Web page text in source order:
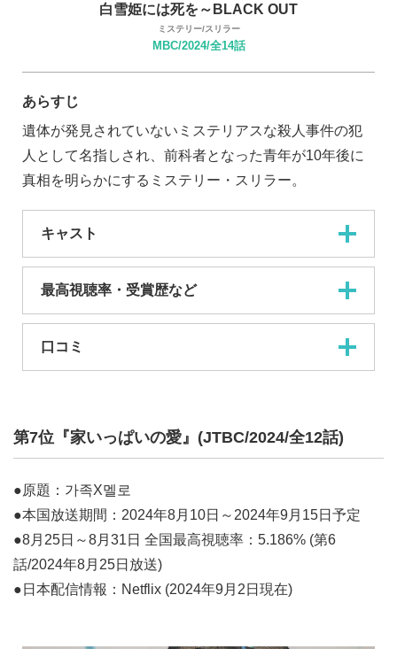
白雪姫には死を～BLACK OUT
ミステリー/スリラー
MBC/2024/全14話
あらすじ
遺体が発見されていないミステリアスな殺人事件の犯
人として名指しされ、前科者となった青年が10年後に
真相を明らかにするミステリー・スリラー。
キャスト
最高視聴率・受賞歴など
口コミ
第7位『家いっぱいの愛』(JTBC/2024/全12話)
●原題：가족X멜로
●本国放送期間：2024年8月10日～2024年9月15日予定
●8月25日～8月31日 全国最高視聴率：5.186% (第6
話/2024年8月25日放送)
●日本配信情報：Netflix (2024年9月2日現在)